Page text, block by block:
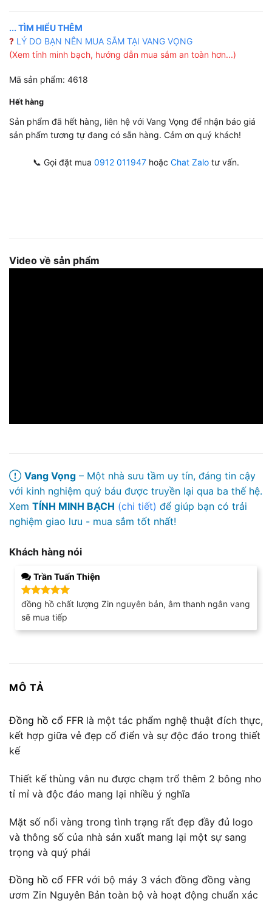
... TÌM HIỂU THÊM
? LÝ DO BẠN NÊN MUA SẮM TẠI VANG VỌNG
(Xem tính minh bạch, hướng dẫn mua sắm an toàn hơn...)
Mã sản phẩm: 4618
Hết hàng
Sản phẩm đã hết hàng, liên hệ với Vang Vọng để nhận báo giá
sản phẩm tương tự đang có sẵn hàng. Cảm ơn quý khách!
📞 Gọi đặt mua 0912 011947 hoặc Chat Zalo tư vấn.
Video về sản phẩm
Vang Vọng – Một nhà sưu tầm uy tín, đáng tin cậy
với kinh nghiệm quý báu được truyền lại qua ba thế hệ.
Xem TÍNH MINH BẠCH (chi tiết) để giúp bạn có trải
nghiệm giao lưu - mua sắm tốt nhất!
Khách hàng nói
Trần Tuấn Thiện
Được xếp
hạng5 5
sao
đồng hồ chất lượng Zin nguyên bản, âm thanh ngân vang
sẽ mua tiếp
MÔ TẢ
Đồng hồ cổ FFR là một tác phẩm nghệ thuật đích thực,
kết hợp giữa vẻ đẹp cổ điển và sự độc đáo trong thiết
kế
Thiết kế thùng vân nu được chạm trổ thêm 2 bông nho
tỉ mỉ và độc đáo mang lại nhiều ý nghĩa
Mặt số nổi vàng trong tình trạng rất đẹp đầy đủ logo
và thông số của nhà sản xuất mang lại một sự sang
trọng và quý phái
Đồng hồ cổ FFR với bộ máy 3 vách đồng đồng vàng
ươm Zin Nguyên Bản toàn bộ và hoạt động chuẩn xác